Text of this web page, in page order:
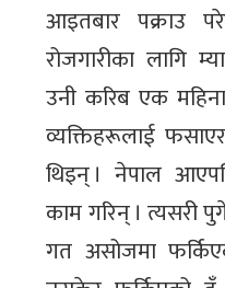
आइतबार पक्राउ
रोजगारीका लागि
उनी करिब एक
व्यक्तिहरूलाई
थिइन् । नेपाल
काम गरिन् । त्यसरी
गत असोजमा